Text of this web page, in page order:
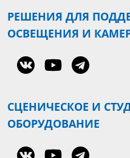
РЕШЕНИЯ ДЛЯ
ОСВЕЩЕНИЯ И
СЦЕНИЧЕСКОЕ И
ОБОРУДОВАНИЕ